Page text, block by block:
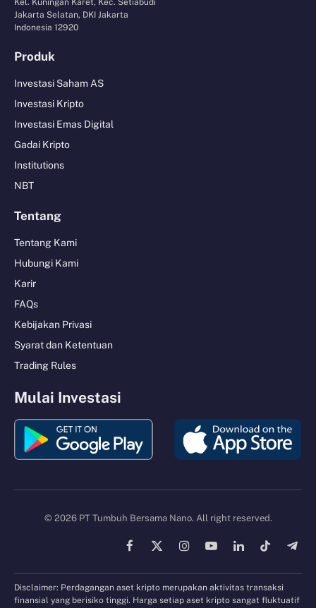
Jakarta Selatan, DKI Jakarta
Indonesia 12920
Produk
Investasi Saham AS
Investasi Kripto
Investasi Emas Digital
Gadai Kripto
Institutions
NBT
Tentang
Tentang Kami
Hubungi Kami
Karir
FAQs
Kebijakan Privasi
Syarat dan Ketentuan
Trading Rules
Mulai Investasi
© 2026 PT Tumbuh Bersama Nano. All right reserved.
Facebook
X
InstagramYouTubeLinkedInTikTok
Disclaimer: Perdagangan aset kripto merupakan aktivitas transaksi
finansial yang berisiko tinggi. Harga setiap aset kripto sangat fluktuatif